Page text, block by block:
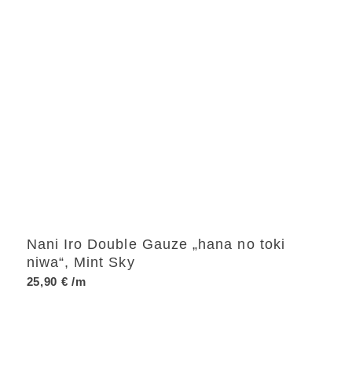
Nani Iro Double Gauze „hana no toki
niwa“, Mint Sky
25,90 € /m